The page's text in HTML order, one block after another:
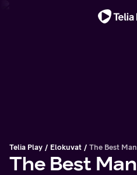
Telia Play Elokuvat The Best Man
The Best Man